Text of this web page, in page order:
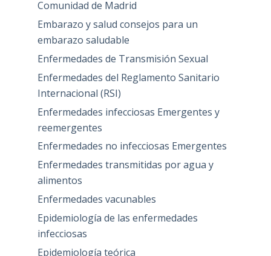
Comunidad de Madrid
Embarazo y salud consejos para un
embarazo saludable
Enfermedades de Transmisión Sexual
Enfermedades del Reglamento Sanitario
Internacional (RSI)
Enfermedades infecciosas Emergentes y
reemergentes
Enfermedades no infecciosas Emergentes
Enfermedades transmitidas por agua y
alimentos
Enfermedades vacunables
Epidemiología de las enfermedades
infecciosas
Epidemiología teórica